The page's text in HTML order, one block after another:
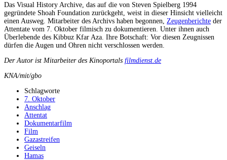
Das Visual History Archive, das auf die von Steven Spielberg 1994
gegründete Shoah Foundation zurückgeht, weist in dieser Hinsicht vielleicht
einen Ausweg. Mitarbeiter des Archivs haben begonnen, Zeugenberichte der
Attentate vom 7. Oktober filmisch zu dokumentieren. Unter ihnen auch
Überlebende des Kibbuz Kfar Aza. Ihre Botschaft: Vor diesen Zeugnissen
dürfen die Augen und Ohren nicht verschlossen werden.
Der Autor ist Mitarbeiter des Kinoportals filmdienst.de
KNA/mit/gbo
Schlagworte
7. Oktober
Anschlag
Attentat
Dokumentarfilm
Film
Gazastreifen
Geiseln
Hamas